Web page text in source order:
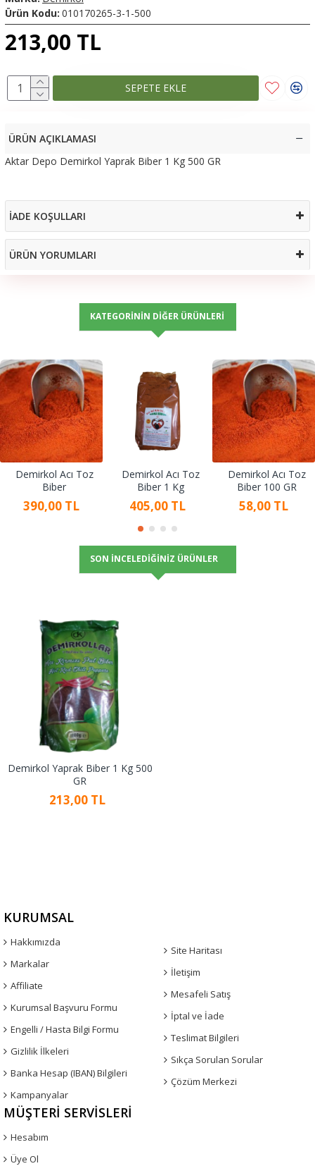
213,00 TL
Ürün Kodu: 010170265-3-1-500
SEPETE EKLE
ÜRÜN AÇIKLAMASI
Aktar Depo Demirkol Yaprak Biber 1 Kg 500 GR
İADE KOŞULLARI
ÜRÜN YORUMLARI
KATEGORININ DIĞER ÜRÜNLERI
Demirkol Acı Toz
Biber
390,00 TL
Demirkol Acı Toz
Biber 1 Kg
405,00 TL
Demirkol Acı Toz
Biber 100 GR
58,00 TL
SON İNCELEDIĞINIZ ÜRÜNLER
Demirkol Yaprak Biber 1 Kg 500
GR
213,00 TL
KURUMSAL
Hakkımızda
Markalar
Affiliate
Kurumsal Başvuru Formu
Engelli / Hasta Bilgi Formu
Gizlilik İlkeleri
Banka Hesap (IBAN) Bilgileri
Kampanyalar
Site Haritası
İletişim
Mesafeli Satış
İptal ve İade
Teslimat Bilgileri
Sıkça Sorulan Sorular
Çözüm Merkezi
MÜŞTERI SERVISLERI
Hesabım
Üye Ol